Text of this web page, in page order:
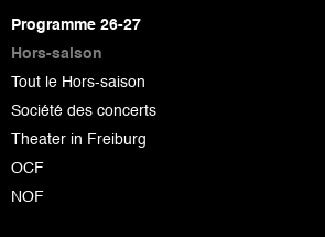
page
Programme 26-27
Hors-saison
Tout le Hors-saison
Société des concerts
Theater in Freiburg
OCF
NOF